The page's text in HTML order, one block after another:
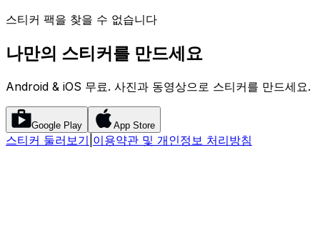
스티커 팩을 찾을 수 없습니다
나만의 스티커를 만드세요
Android & iOS 무료. 사진과 동영상으로 스티커를 만드세요.
Google Play App Store
스티커 둘러보기 이용약관 및 개인정보 처리방침